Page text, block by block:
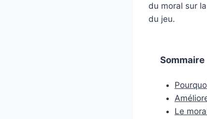
du moral sur
du jeu.
Sommaire
Le